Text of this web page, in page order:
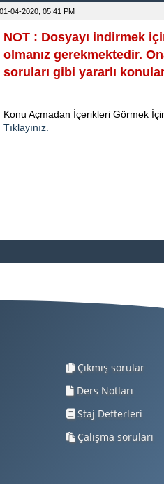
01-04-2020, 05:41 PM
NOT : Dosyayı indirmek
olmanız gerekmektedir.
soruları gibi yararlı
Konu Açmadan İçerikleri Görmek
Tıklayınız.
Çıkmış sorular
Ders Notları
Staj Defterleri
Çalışma soruları